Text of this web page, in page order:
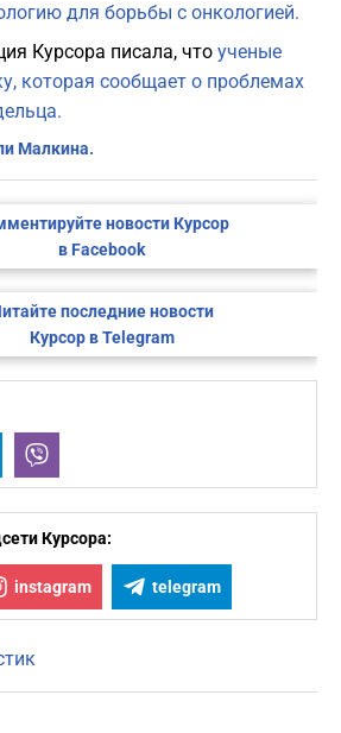
для борьбы с онкологией.
Курсора писала, что ученые
которая сообщает о проблемах
Малкина.
новости Курсор
в Facebook
последние новости
Курсор в Telegram
Telegram
Курсора:
instagram telegram